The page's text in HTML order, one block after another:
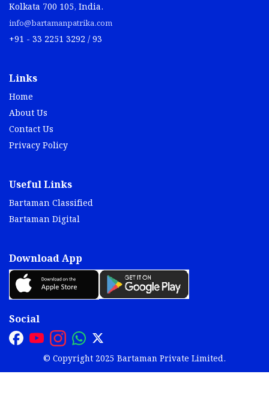
Kolkata 700 105, India.
info@bartamanpatrika.com
+91 - 33 2251 3292 / 93
Links
Home
About Us
Contact Us
Privacy Policy
Useful Links
Bartaman Classified
Bartaman Digital
Download App
Social
© Copyright 2025 Bartaman Private Limited.